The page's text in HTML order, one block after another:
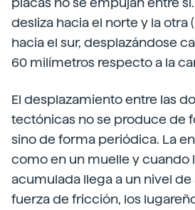
desliza hacia el norte y la otra
hacia el sur, desplazándose
60 milímetros respecto a la
El desplazamiento entre las
tectónicas no se produce de
sino de forma periódica. La
como en un muelle y cuando
acumulada llega a un nivel
fuerza de fricción, los